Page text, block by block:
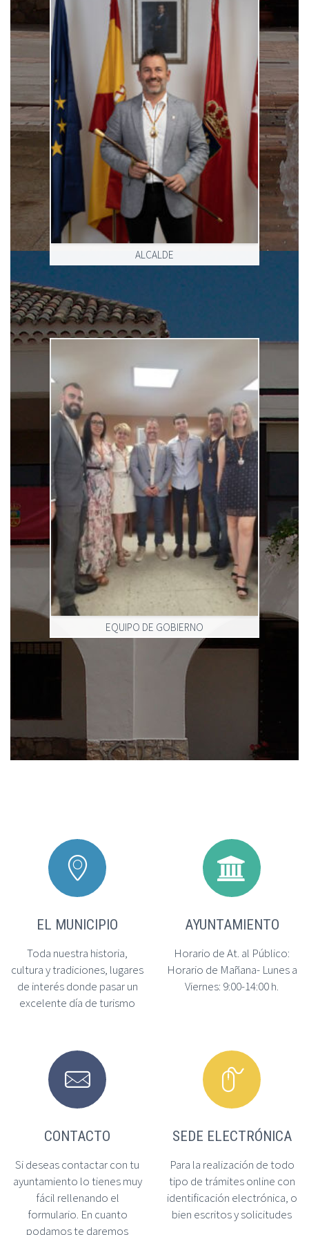
ALCALDE
EQUIPO DE GOBIERNO


EL MUNICIPIO
Toda nuestra historia,
cultura y tradiciones, lugares
de interés donde pasar un
excelente día de turismo


AYUNTAMIENTO
Horario de At. al Público:
Horario de Mañana- Lunes a
Viernes: 9:00-14:00 h.


CONTACTO
Si deseas contactar con tu
ayuntamiento lo tienes muy
fácil rellenando el
formulario. En cuanto
podamos te daremos


SEDE ELECTRÓNICA
Para la realización de todo
tipo de trámites online con
identificación electrónica, o
bien escritos y solicitudes